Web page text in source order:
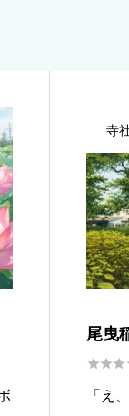
寺
尾曳
伝説
の気

「え